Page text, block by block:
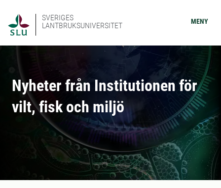
SVERIGES
LANTBRUKSUNIVERSITET
MENY
Nyheter från Institutionen för
vilt, fisk och miljö